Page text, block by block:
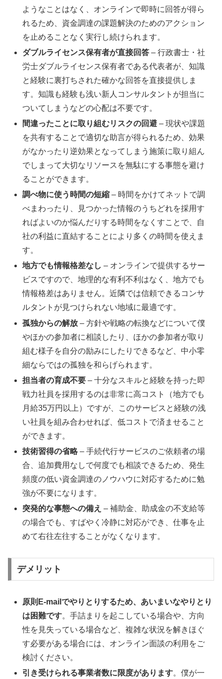
ようなことはなく、オンラインで即時に回答が得ら
れるため、資金調達の課題解決のためのアクション
を止めることなく実行し続けられます。
ダブルライセンス保有者が直接回答 – 行政書士・社
労士ダブルライセンス保有者である代表者が、知識
と経験に裏打ちされた確かな回答を直接提供しま
す。知識も経験も浅い新人コンサルタントが担当に
ついてしまうなどの心配は不要です。
間違ったことに取り組むリスクの回避 – 現状や課題
を共有することで適切な助言が得られるため、効果
がなかったり逆効果となってしまう施策に取り組ん
でしまって大切なリソースを無駄にする事態を避け
ることができます。
調べ物に使う時間の短縮 – 時間をかけてネットで調
べまわったり、見つかった情報のうちどれを採用す
ればよいのか悩んだりする時間をなくすことで、自
社の利益に直結することにより多くの時間を使えま
す。
地方でも情報格差なし – オンラインで提供するサー
ビスですので、地理的な有利不利はなく、地方でも
情報格差はありません。近隣では信頼できるコンサ
ルタントが見つけられない地域に最適です。
孤独からの解放 – 方針や戦略の転換などについて僕
やほかの参加者に相談したり、ほかの参加者が取り
組む様子を自分の励みにしたりできるなど、中小零
細ならではの孤独を和らげられます。
担当者の育成不要 – 十分なスキルと経験を持った即
戦力社員を採用するのは非常に高コスト（地方でも
月給35万円以上）ですが、このサービスと経験の浅
い社員を組み合わせれば、低コストで済ませること
ができます。
技術習得の省略– 手続代行サービスのご依頼者の場
合、追加費用なしで何度でも相談できるため、発生
頻度の低い資金調達のノウハウに対応するために勉
強が不要になります。
突発的な事態への備え – 補助金、助成金の不支給等
の場合でも、すばやく冷静に対応ができ、仕事を止
めて右往左往することがなくなります。
デメリット
原則E-mailでやりとりするため、あいまいなやりとり
は困難です。手詰まりを起こしている場合や、方向
性を見失っている場合など、複雑な状況を解きほぐ
す必要がある場合には、オンライン面談の利用をご
検討ください。
引き受けられる事業者数に限度があります。僕が一